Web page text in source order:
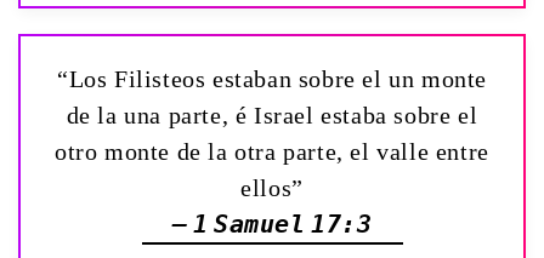
“Los Filisteos estaban sobre el un monte
de la una parte, é Israel estaba sobre el
otro monte de la otra parte, el valle entre
ellos”
— 1 Samuel 17:3